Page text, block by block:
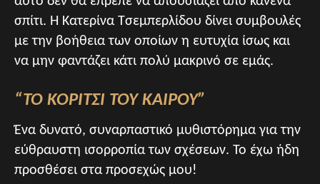
σπίτι. Η Κατερίνα Τσεμπερλίδου δίνει συμβουλές
με την βοήθεια των οποίων η ευτυχία ίσως και
να μην φαντάζει κάτι πολύ μακρινό σε εμάς.
“ΤΟ ΚΟΡΙΤΣΙ ΤΟΥ ΚΑΙΡΟΥ”
Ένα δυνατό, συναρπαστικό μυθιστόρημα για την
εύθραυστη ισορροπία των σχέσεων. Το έχω ήδη
προσθέσει στα προσεχώς μου!